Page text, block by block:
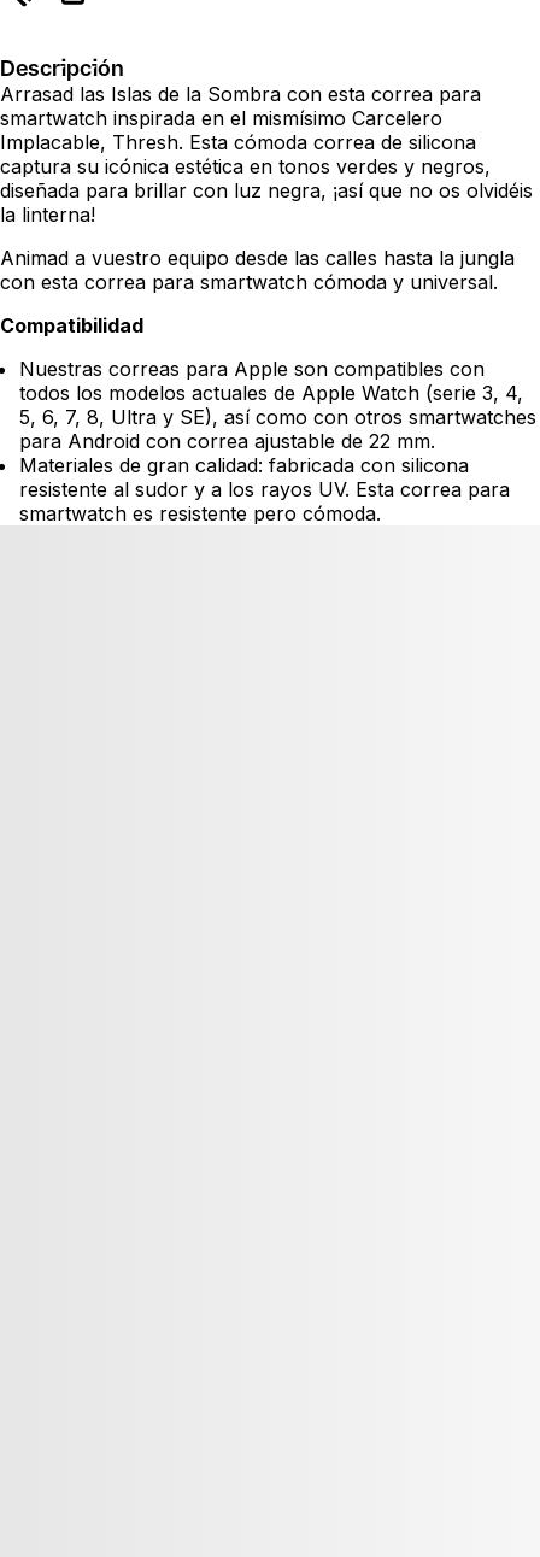
Descripción
Arrasad las Islas de la Sombra con esta correa para
smartwatch inspirada en el mismísimo Carcelero
Implacable, Thresh. Esta cómoda correa de silicona
captura su icónica estética en tonos verdes y negros,
diseñada para brillar con luz negra, ¡así que no os olvidéis
la linterna!
Animad a vuestro equipo desde las calles hasta la jungla
con esta correa para smartwatch cómoda y universal.
Compatibilidad
Nuestras correas para Apple son compatibles con
todos los modelos actuales de Apple Watch (serie 3, 4,
5, 6, 7, 8, Ultra y SE), así como con otros smartwatches
para Android con correa ajustable de 22 mm.
Materiales de gran calidad: fabricada con silicona
resistente al sudor y a los rayos UV. Esta correa para
smartwatch es resistente pero cómoda.